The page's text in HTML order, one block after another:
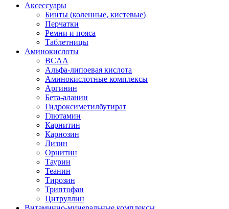
Аксессуары
Бинты (коленные, кистевые)
Перчатки
Ремни и пояса
Таблетницы
Аминокислоты
BCAA
Альфа-липоевая кислота
Аминокислотные комплексы
Аргинин
Бета-аланин
Гидроксиметилбутират
Глютамин
Карнитин
Карнозин
Лизин
Орнитин
Таурин
Теанин
Тирозин
Триптофан
Цитруллин